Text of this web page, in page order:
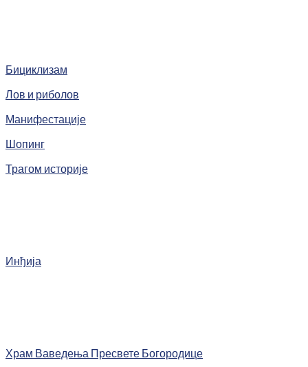
Бициклизам
Лов и риболов
Манифестације
Шопинг
Трагом историје
Инђија
Храм Ваведења Пресвете Богородице